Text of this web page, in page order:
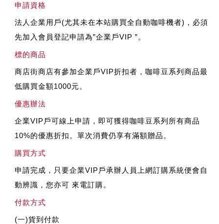
申請資格
法人企業用戶(尤其未在本站購買全自動咖啡機者)，必須
先加入會員登記申請為”企業戶VIP ”。
標的商品
商店街商店有參加企業戶VIP折扣者，咖啡豆系列商品最
低購買金額1000元。
優惠辦法
企業VIP戶可線上申請，即可獲得咖啡豆系列所有商品
10%的優惠折扣。單次消費仍享有滿額贈品。
購買方式
申請完成，只要企業VIP戶承辦人員上網訂購系統便會自
動辨識，您亦可 來電訂購。
付款方式
(一)貨到付款